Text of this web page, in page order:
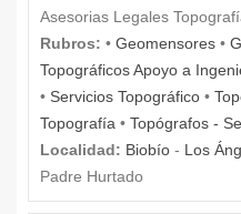
Asesorias Legales
Rubros: • Geomensores •
Topográficos Apoyo a
• Servicios Topográfico •
Topografía • Topógrafos -
Localidad: Biobío - Los
Padre Hurtado